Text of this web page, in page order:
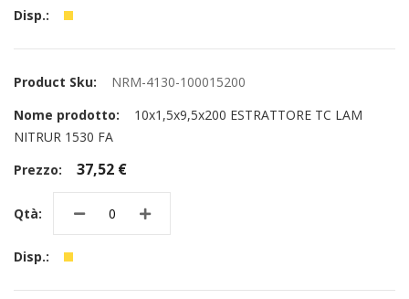
NRM-4130-100015200
10x1,5x9,5x200 ESTRATTORE TC LAM
NITRUR 1530 FA
37,52 €